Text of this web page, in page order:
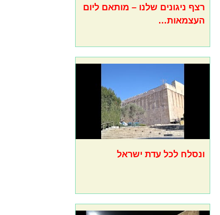
רצף ניגונים שלנו – מותאם ליום
העצמאות…
ונסלח לכל עדת ישראל